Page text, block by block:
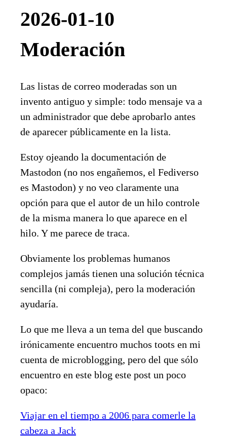
2026-01-10
Moderación
Las listas de correo moderadas son un
invento antiguo y simple: todo mensaje va a
un administrador que debe aprobarlo antes
de aparecer públicamente en la lista.
Estoy ojeando la documentación de
Mastodon (no nos engañemos, el Fediverso
es Mastodon) y no veo claramente una
opción para que el autor de un hilo controle
de la misma manera lo que aparece en el
hilo. Y me parece de traca.
Obviamente los problemas humanos
complejos jamás tienen una solución técnica
sencilla (ni compleja), pero la moderación
ayudaría.
Lo que me lleva a un tema del que buscando
irónicamente encuentro muchos toots en mi
cuenta de microblogging, pero del que sólo
encuentro en este blog este post un poco
opaco:
Viajar en el tiempo a 2006 para comerle la
cabeza a Jack